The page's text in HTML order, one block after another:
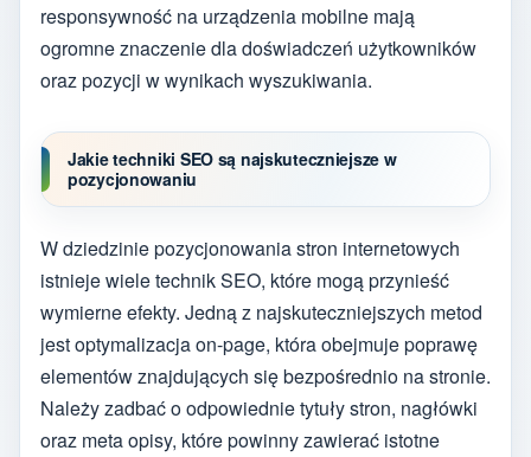
responsywność na urządzenia mobilne mają
ogromne znaczenie dla doświadczeń użytkowników
oraz pozycji w wynikach wyszukiwania.
Jakie techniki SEO są najskuteczniejsze w
pozycjonowaniu
W dziedzinie pozycjonowania stron internetowych
istnieje wiele technik SEO, które mogą przynieść
wymierne efekty. Jedną z najskuteczniejszych metod
jest optymalizacja on-page, która obejmuje poprawę
elementów znajdujących się bezpośrednio na stronie.
Należy zadbać o odpowiednie tytuły stron, nagłówki
oraz meta opisy, które powinny zawierać istotne